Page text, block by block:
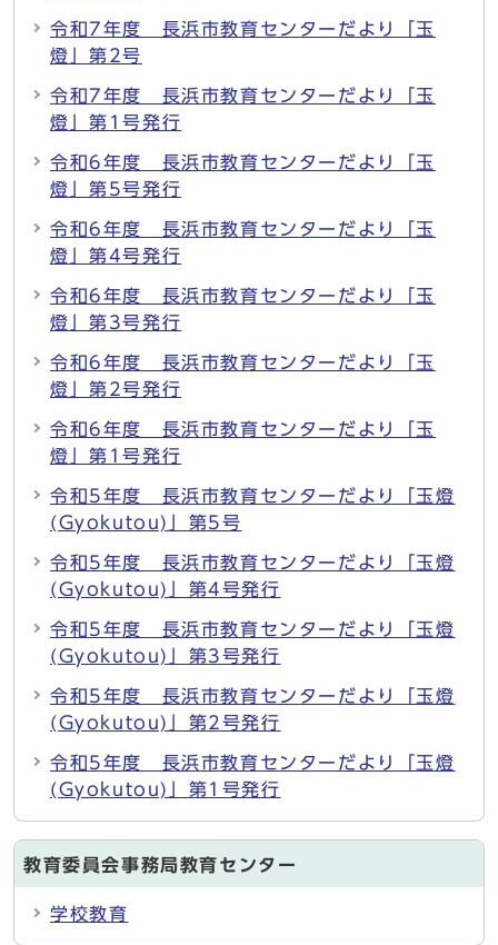
令和7年度 長浜市教育センターだより「玉
燈」第2号
令和7年度 長浜市教育センターだより「玉
燈」第1号発行
令和6年度 長浜市教育センターだより「玉
燈」第5号発行
令和6年度 長浜市教育センターだより「玉
燈」第4号発行
令和6年度 長浜市教育センターだより「玉
燈」第3号発行
令和6年度 長浜市教育センターだより「玉
燈」第2号発行
令和6年度 長浜市教育センターだより「玉
燈」第1号発行
令和5年度 長浜市教育センターだより「玉燈
(Gyokutou)」第5号
令和5年度 長浜市教育センターだより「玉燈
(Gyokutou)」第4号発行
令和5年度 長浜市教育センターだより「玉燈
(Gyokutou)」第3号発行
令和5年度 長浜市教育センターだより「玉燈
(Gyokutou)」第2号発行
令和5年度 長浜市教育センターだより「玉燈
(Gyokutou)」第1号発行
教育委員会事務局教育センター
学校教育